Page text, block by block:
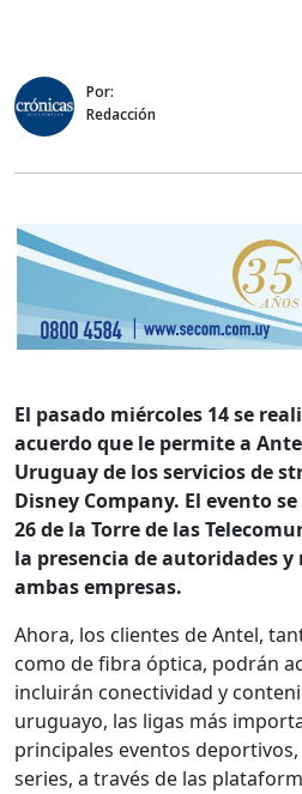
Por:
Redacción
El pasado miércoles 14 se
acuerdo que le permite a
Uruguay de los servicios de
Disney Company. El evento
26 de la Torre de las
la presencia de autoridades
ambas empresas.
Ahora, los clientes de Antel,
como de fibra óptica, podrán
incluirán conectividad y
uruguayo, las ligas más
principales eventos
series, a través de las